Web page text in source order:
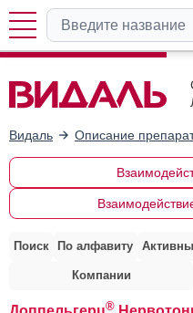
Видаль Описание
Поиск По алфавиту
Компании
®